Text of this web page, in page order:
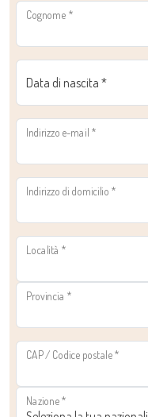
Cognome *
Data di nascita *
Indirizzo e-mail *
Indirizzo di domicilio *
Località *
Provincia *
CAP / Codice postale*
Nazione*